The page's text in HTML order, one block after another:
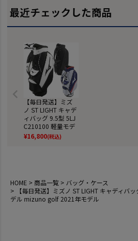
最近チェックした商品
【毎日発送】ミズ
ノ ST LIGHT キャデ
ィバッグ 9.5型 5LJ
C210100 軽量モデ
ル mizuno golf 202
1年モデル
¥16,800(税込)
HOME 商品一覧
バッグ・ケース
【毎日発送】ミズノ ST LIGHT キャディバ
デル mizuno golf 2021年モデル